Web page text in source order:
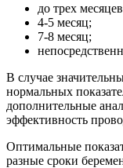
до трех
4-5 месяц;
7-8 месяц;
В случае
нормальных
дополнительные
эффективность
Оптимальные
разные сроки